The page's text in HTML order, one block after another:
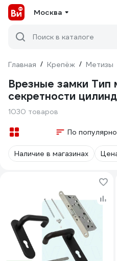
Москва
Поиск в каталоге
Главная / Крепёж / Метизы
Врезные замки Тип
секретности
1030 товаров
По
Наличие в магазинах